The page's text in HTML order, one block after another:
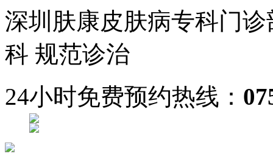
深圳肤康皮肤病专科门诊
科 规范诊治
24小时免费预约热线：